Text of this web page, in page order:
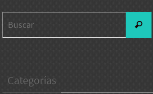
Buscar
Categorías